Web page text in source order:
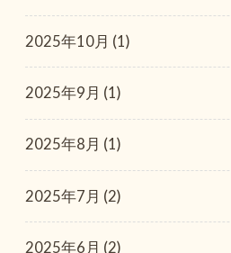
2025年10月 (1)
2025年9月 (1)
2025年8月 (1)
2025年7月 (2)
2025年6月 (2)